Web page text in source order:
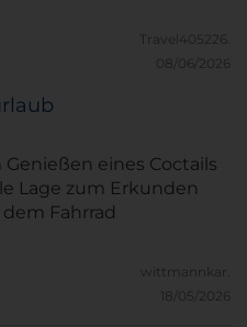
Travel405226.
08/06/2026
eines Coctails
Lage zum Erkunden
Fahrrad
wittmannkar.
18/05/2026